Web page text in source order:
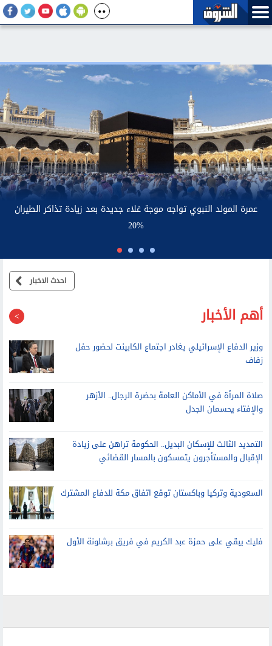
عمرة
احدث الاخبار
أهم الأخبار
وزير الدفاع الإسرائيلي يغادر اجتماع الكابينت لحضور حفل
زفاف
صلاة المرأة في الأماكن العامة بحضرة الرجال.. الأزهر
والإفتاء يحسمان الجدل
التمديد الثالث للإسكان البديل.. الحكومة تراهن على زيادة
الإقبال والمستأجرون يتمسكون بالمسار القضائي
السعودية وتركيا وباكستان توقع اتفاق مكة للدفاع المشترك
فليك يبقي على حمزة عبد الكريم في فريق برشلونة الأول